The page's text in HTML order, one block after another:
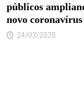
públicos
novo coronavírus
24/03/2020